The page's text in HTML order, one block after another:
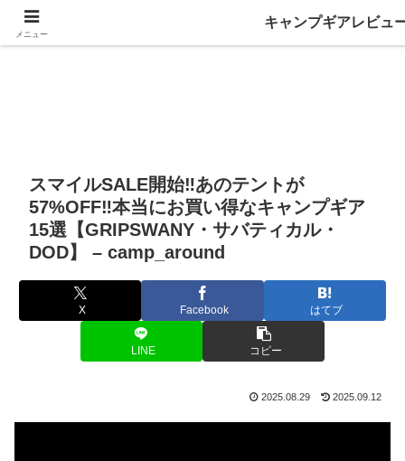
スマイルSALE開始‼︎あのテントが
57%OFF‼️本当にお買い得なキャンプギア
15選【GRIPSWANY・サバティカル・
DOD】 – camp_around
X Facebook はてブ
LINE コピー
2025.08.29 2025.09.12
メニュー
キャンプギアレビュ